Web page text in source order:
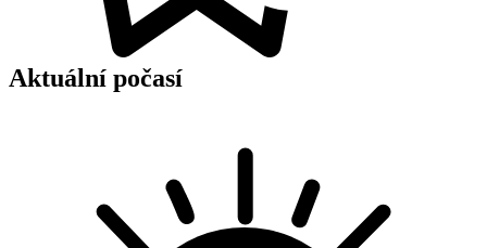
Aktuální počasí